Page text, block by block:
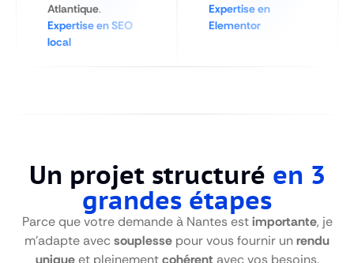
Atlantique.
Expertise en SEO
local
Expertise en
Elementor
Un projet structuré en 3
grandes étapes
Parce que votre demande à Nantes estimportante, je
m’adapte avec souplesse pour vous fournir unrendu
uniqueet pleinementcohérent avec vos besoins.